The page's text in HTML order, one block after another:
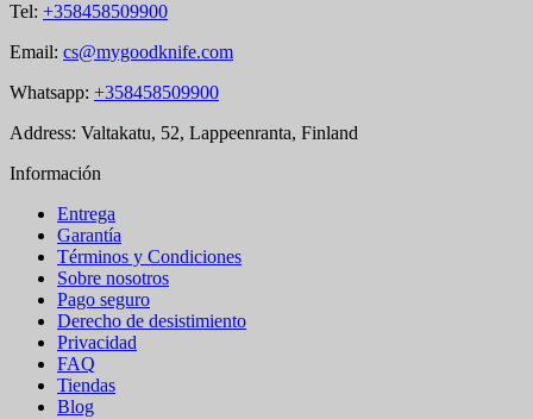
Tel: +358458509900
Email: cs@mygoodknife.com
Whatsapp: +358458509900
Address: Valtakatu, 52, Lappeenranta, Finland
Información
Entrega
Garantía
Términos y Condiciones
Sobre nosotros
Pago seguro
Derecho de desistimiento
Privacidad
FAQ
Tiendas
Blog